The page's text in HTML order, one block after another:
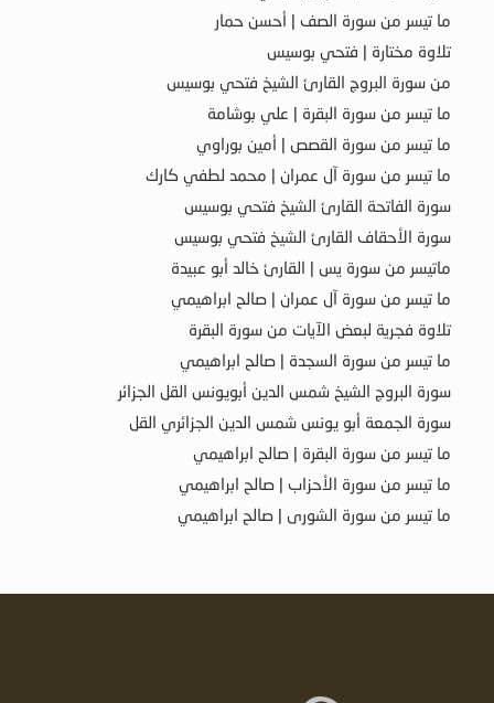
ما تيسر من سورة الصف | أحسن حمار
تلاوة مختارة | فتحي بوسيس
من سورة البروج القارئ الشيخ فتحي بوسيس
ما تيسر من سورة البقرة | علي بوشامة
ما تيسر من سورة القصص | أمين بوراوي
ما تيسر من سورة آل عمران | محمد لطفي كارك
سورة الفاتحة القارئ الشيخ فتحي بوسيس
سورة الأحقاف القارئ الشيخ فتحي بوسيس
ماتيسر من سورة يس | القارئ خالد أبو عبيدة
ما تيسر من سورة آل عمران | صالح ابراهيمي
تلاوة فجرية لبعض الآيات من سورة البقرة
ما تيسر من سورة السجدة | صالح ابراهيمي
سورة البروج الشيخ شمس الدين أبويونس القل الجزائر
سورة الجمعة أبو يونس شمس الدين الجزائري القل
ما تيسر من سورة البقرة | صالح ابراهيمي
ما تيسر من سورة الأحزاب | صالح ابراهيمي
ما تيسر من سورة الشورى | صالح ابراهيمي